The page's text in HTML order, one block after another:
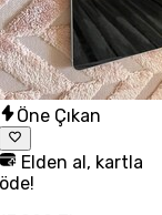
Öne Çıkan
Elden al, kartla
öde!